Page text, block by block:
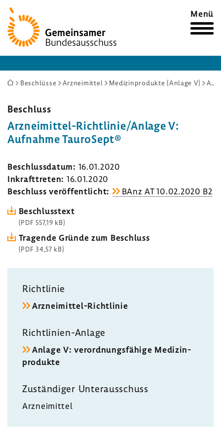
Zur
Startseite
Menü
Sie
hier:
Beschlüsse Arzneimittel Medizinprodukte (Anlage V) Arzneimittel-Richtlinie/Anlage V: Aufnahme TauroSept®
Beschluss
Arzneimittel-​Richtlinie/Anlage V:
Aufnahme Tauro­Sept®
Beschluss­datum: 16.01.2020
Inkraft­treten: 16.01.2020
Beschluss veröf­fent­licht:
BAnz AT 10.02.2020 B2
Beschluss­text
(PDF 557,19 kB)
Tragende Gründe zum Beschluss
(PDF 34,57 kB)
Richt­linie
Arzneimittel-​Richtlinie
Richtlinien-​Anlage
Anlage V: verord­nungs­fä­hige Medi­zin­
pro­dukte
Zustän­diger Unter­aus­schuss
Arznei­mittel